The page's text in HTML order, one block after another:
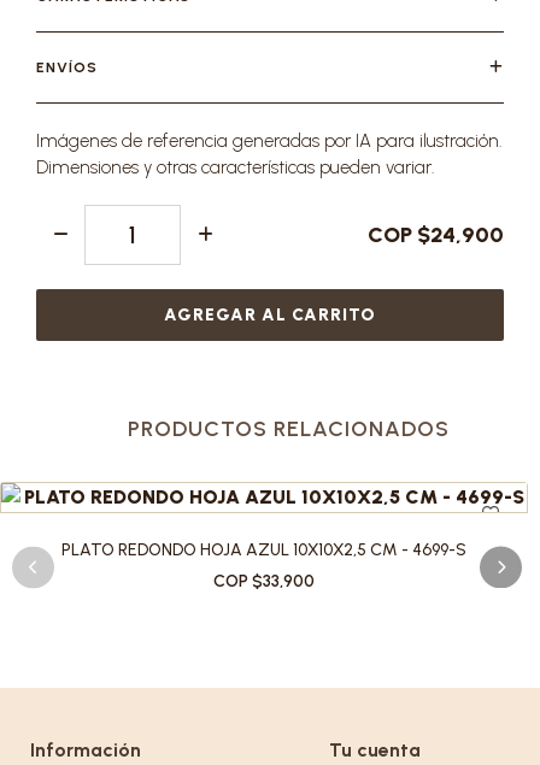
ENVÍOS
Imágenes de referencia generadas por IA para ilustración.
Dimensiones y otras características pueden variar.
COP $24,900
AGREGAR AL CARRITO
PRODUCTOS RELACIONADOS
PLATO REDONDO HOJA AZUL 10X10X2,5 CM - 4699-S
COP $33,900
Información Tu cuenta